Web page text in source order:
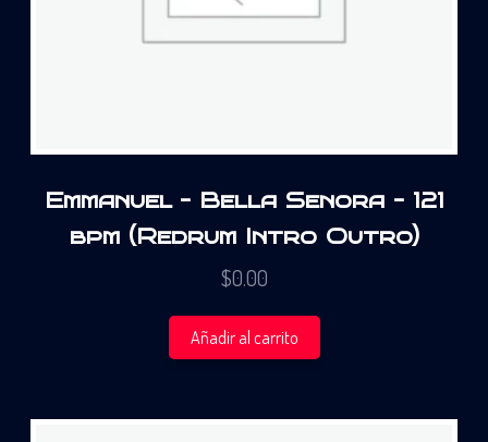
Emmanuel – Bella Senora – 121
bpm (Redrum Intro Outro)
$0.00
Añadir al carrito